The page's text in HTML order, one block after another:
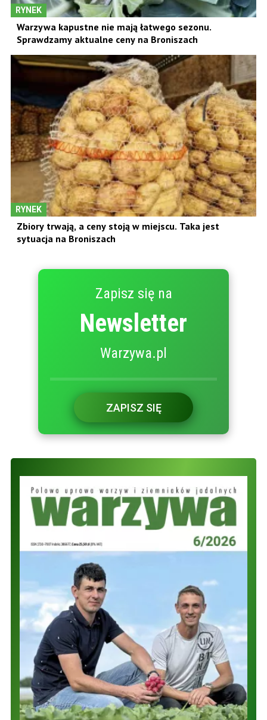
RYNEK
Warzywa kapustne nie mają łatwego sezonu.
Sprawdzamy aktualne ceny na Broniszach
RYNEK
Zbiory trwają, a ceny stoją w miejscu. Taka jest
sytuacja na Broniszach
Zapisz się na
Newsletter
Warzywa.pl
ZAPISZ SIĘ